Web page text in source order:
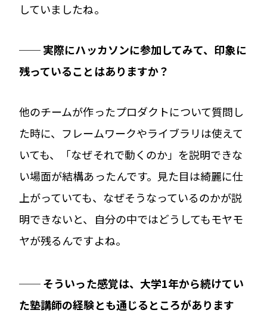
していましたね。
── 実際にハッカソンに参加してみて、印象に
残っていることはありますか？
他のチームが作ったプロダクトについて質問し
た時に、フレームワークやライブラリは使えて
いても、「なぜそれで動くのか」を説明できな
い場面が結構あったんです。見た目は綺麗に仕
上がっていても、なぜそうなっているのかが説
明できないと、自分の中ではどうしてもモヤモ
ヤが残るんですよね。
── そういった感覚は、大学1年から続けてい
た塾講師の経験とも通じるところがあります